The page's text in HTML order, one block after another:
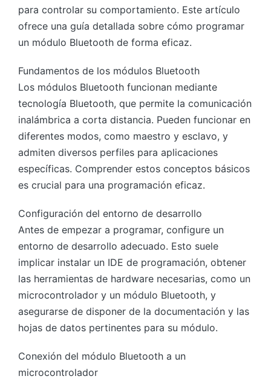
para controlar su comportamiento. Este artículo
ofrece una guía detallada sobre cómo programar
un módulo Bluetooth de forma eficaz.
Fundamentos de los módulos Bluetooth
Los módulos Bluetooth funcionan mediante
tecnología Bluetooth, que permite la comunicación
inalámbrica a corta distancia. Pueden funcionar en
diferentes modos, como maestro y esclavo, y
admiten diversos perfiles para aplicaciones
específicas. Comprender estos conceptos básicos
es crucial para una programación eficaz.
Configuración del entorno de desarrollo
Antes de empezar a programar, configure un
entorno de desarrollo adecuado. Esto suele
implicar instalar un IDE de programación, obtener
las herramientas de hardware necesarias, como un
microcontrolador y un módulo Bluetooth, y
asegurarse de disponer de la documentación y las
hojas de datos pertinentes para su módulo.
Conexión del módulo Bluetooth a un
microcontrolador